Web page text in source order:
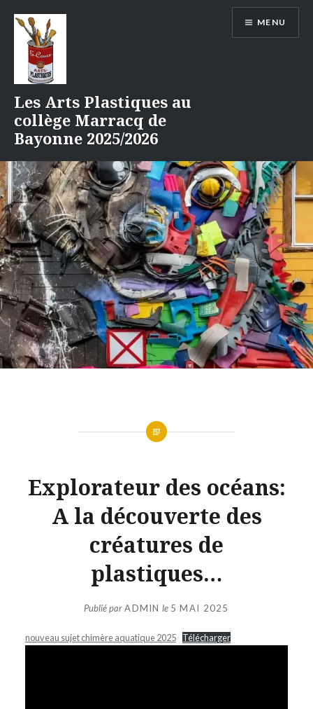
contenu
Les Arts Plastiques au
collège Marracq de
Bayonne 2025/2026
MENU
Explorateur des océans:
A la découverte des
créatures de
plastiques…
Publié parADMIN le 5 MAI 2025
nouveau sujet chimère aquatique 2025 Télécharger